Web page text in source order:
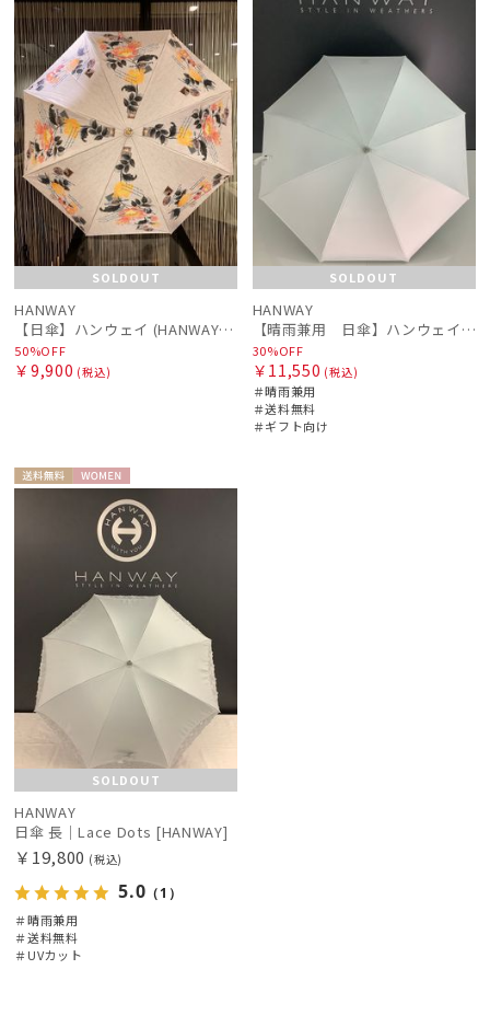
販売状況
入荷状況
ル
N
SOLDOUT
HANWAY
【日傘】ハンウェイ (HANWAY) Pウーリーサテン Rainydaysneverstay ショート 日本製
50%OFF
￥9,900 (税込)
料
向け
N
SOLDOUT
HANWAY
【晴雨兼用 日傘】ハンウェイ（ＨＡＮＷＡＹ）Liner ribbon（ライナー・リボン)
30%OFF
￥11,550 (税込)
＃晴雨兼用
＃送料無料
＃ギフト向け
送料無 WOME
SOLDOUT
HANWAY
日傘 長｜Lace Dots [HANWAY]
￥19,800 (税込)
5.0 （1）
＃晴雨兼用
＃送料無料
＃UVカット